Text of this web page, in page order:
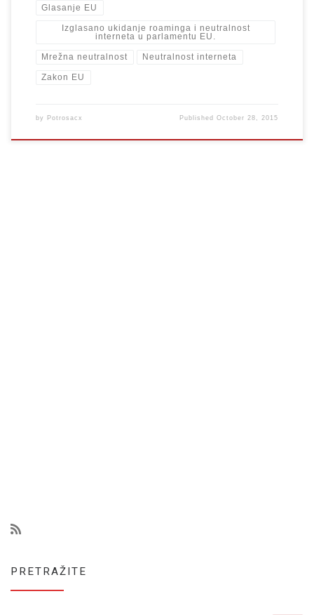
Glasanje EU
Izglasano ukidanje roaminga i neutralnost
interneta u parlamentu EU.
Mrežna neutralnost Neutralnost interneta
Zakon EU
by Potrosacx PublishedOctober 28, 2015
PRETRAŽITE